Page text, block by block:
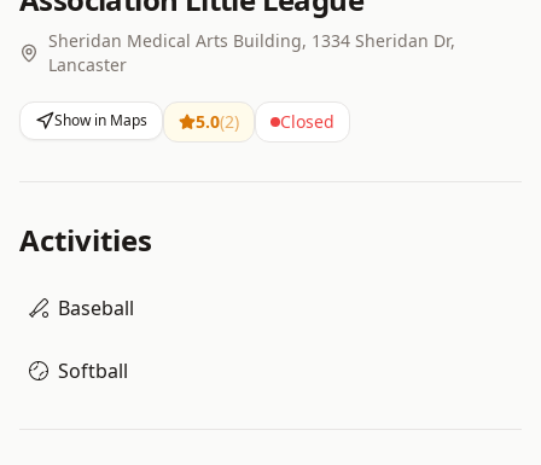
Sheridan Medical Arts Building, 1334 Sheridan Dr,
Lancaster
Show in Maps 5.0(2) Closed
Activities
Baseball
Softball